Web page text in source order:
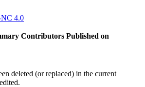
4.0
Contributors Published on
deleted (or replaced) in the current